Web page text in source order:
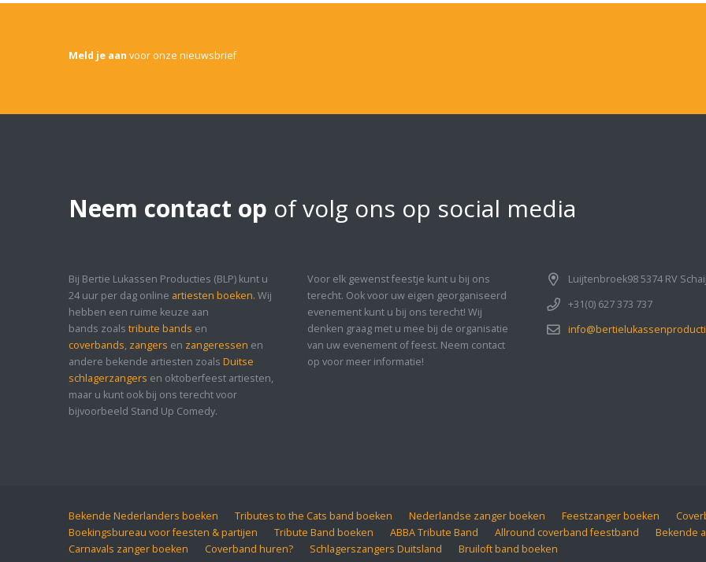
Meld je aan voor onze nieuwsbrief
Neem contact op of volg ons op social media
Bij Bertie Lukassen Producties (BLP) kunt u
24 uur per dag online artiesten boeken. Wij
hebben een ruime keuze aan
bands zoals tribute bands en
coverbands, zangers en zangeressen en
andere bekende artiesten zoals Duitse
schlagerzangers en oktoberfeest artiesten,
maar u kunt ook bij ons terecht voor
bijvoorbeeld Stand Up Comedy.
Voor elk gewenst feestje kunt u bij ons
terecht. Ook voor uw eigen georganiseerd
evenement kunt u bij ons terecht! Wij
denken graag met u mee bij de organisatie
van uw evenement of feest. Neem contact
op voor meer informatie!
Luijtenbroek98 5374 RV
+31(0) 627 373 737
Bekende Nederlanders boeken Tributes to the Cats band boeken Nederlandse zanger boeken Feestzanger boeken
Boekingsbureau voor feesten & partijen
Tribute Band boeken ABBA Tribute Band Allround coverband feestband Bekende
Carnavals zanger boeken
Coverband huren? Schlagerszangers Duitsland Bruiloft band boeken